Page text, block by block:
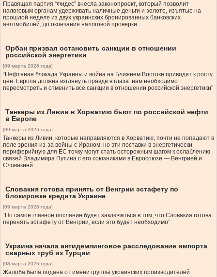
Правящая партия “Фидес” внесла законопроект, который позволит
налоговым органам удерживать наличные деньги и золото, изъятые на
прошлой неделе из двух украинских бронированных банковских
автомобилей, до окончания налоговой проверки
Орбан призвал остановить санкции в отношении
российской энергетики
[09 марта 2026 года]
“Нефтяная блокада Украины и война на Ближнем Востоке приводят к росту
цен. Европа должна взглянуть правде в глаза: нам необходимо
пересмотреть и отменить все санкции в отношении российской энергетики”
Танкеры из Ливии в Хорватию бьют по российской нефти
в Европе
[09 марта 2026 года]
Танкеры из Ливии, которые направляются в Хорватию, почти не попадают в
поле зрения из-за войны с Ираном, но эти поставки в энергетически
периферийную для ЕС точку могут стать осторожным шагом к ослаблению
связей Владимира Путина с его союзниками в Евросоюзе — Венгрией и
Словакией
Словакия готова принять от Венгрии эстафету по
блокировке кредита Украине
[09 марта 2026 года]
“Но самое главное послание будет заключаться в том, что Словакия готова
перенять эстафету от Венгрии, если это будет необходимо”
Украина начала антидемпинговое расследование импорта
сварных труб из Турции
[08 марта 2026 года]
Жалоба была подана от имени группы украинских производителей